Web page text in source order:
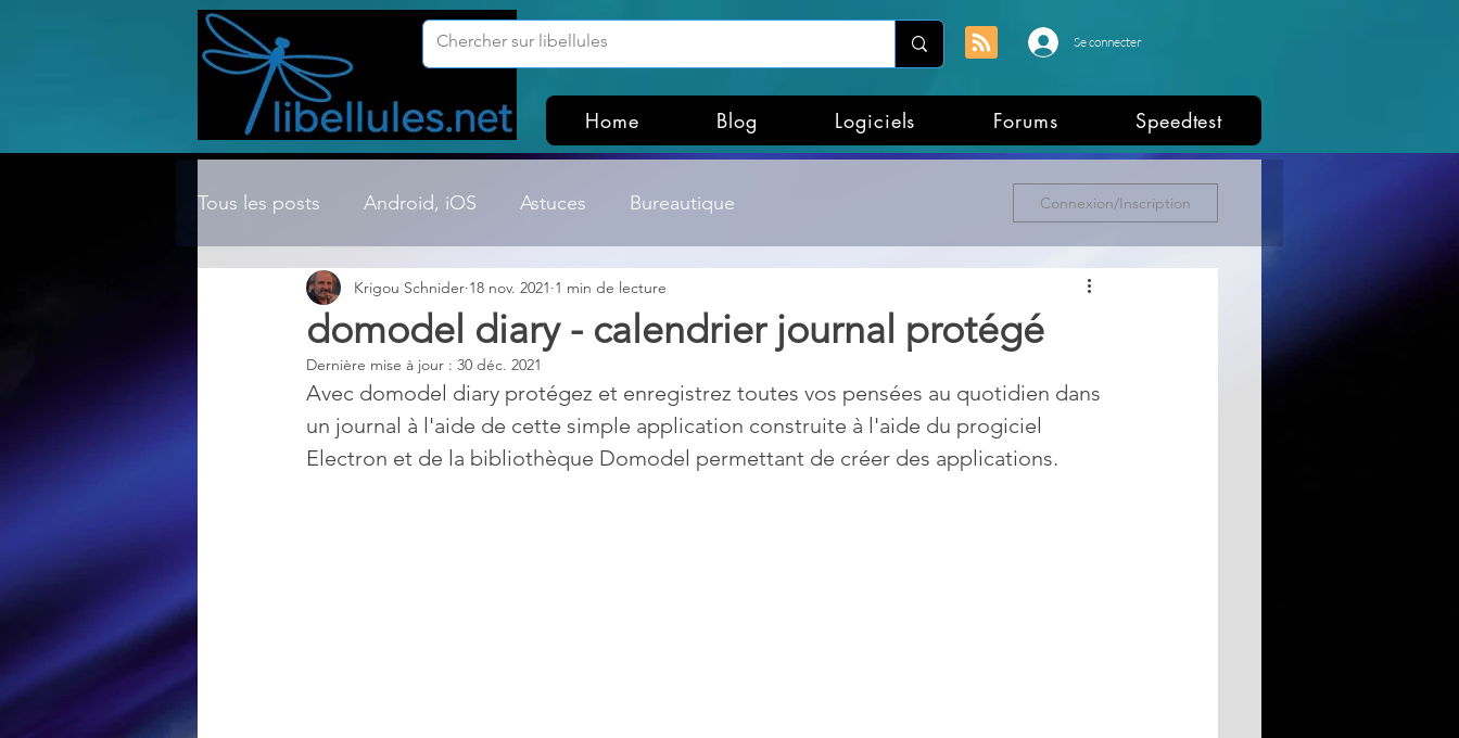
Se connecter
Home Blog Logiciels Forums Speedtest
Tous les posts Android, iOS Astuces Bureautique
Compression ZIP, RAR, etc. Customisation Windows
Dossier Windows Explorateurs de fichiers
Hardware Internet Lightroom & Photoshop Linux
Connexion/Inscription
domodel diary - calendrier journal protégé
Krigou Schnider 18 nov. 2021 1 min de lecture
Dernière mise à jour : 30 déc. 2021
Avec domodel diary protégez et enregistrez toutes vos pensées au quotidien dans
un journal à l'aide de cette simple application construite à l'aide du progiciel
Electron et de la bibliothèque Domodel permettant de créer des applications.